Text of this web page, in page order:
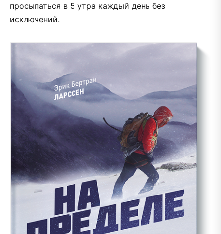
просыпаться в 5 утра каждый день без
исключений.